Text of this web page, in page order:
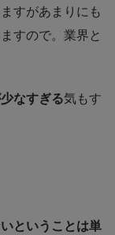
すがあまりにも
すので。業界と
なすぎる気もす
ということは単